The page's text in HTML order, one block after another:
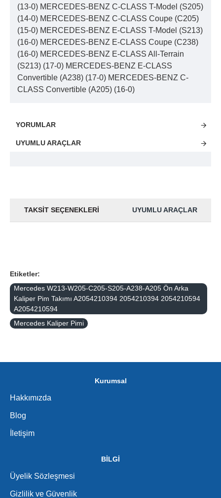
(13-0) MERCEDES-BENZ C-CLASS T-Model (S205)
(14-0) MERCEDES-BENZ C-CLASS Coupe (C205)
(15-0) MERCEDES-BENZ E-CLASS T-Model (S213)
(16-0) MERCEDES-BENZ E-CLASS Coupe (C238)
(16-0) MERCEDES-BENZ E-CLASS All-Terrain
(S213) (17-0) MERCEDES-BENZ E-CLASS
Convertible (A238) (17-0) MERCEDES-BENZ C-
CLASS Convertible (A205) (16-0)
YORUMLAR
UYUMLU ARAÇLAR
TAKSIT SEÇENEKLERI UYUMLU ARAÇLAR
Etiketler:
Mercedes W213-W205-C205-S205-A238-A205 Ön Arka
Kaliper Pim Takımı A2054210394 2054210394 2054210594
A2054210594
Mercedes Kaliper Pimi
Kurumsal
Hakkımızda
Blog
İletişim
BİLGİ
Üyelik Sözleşmesi
Gizlilik ve Güvenlik